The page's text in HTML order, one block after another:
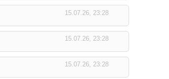
15.07.26, 23:28
15.07.26, 23:28
15.07.26, 23:28